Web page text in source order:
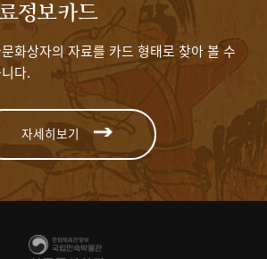
정보카드
화상자의 자료를 카드 형태로 찾아 볼 수
다.
자세히보기